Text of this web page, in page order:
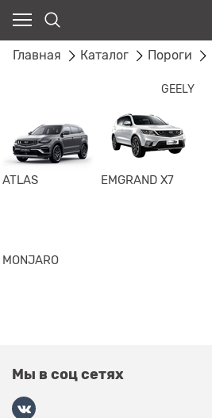
Главная Каталог Пороги
GEELY
ATLAS EMGRAND X7
MONJARO
Мы в соц сетях